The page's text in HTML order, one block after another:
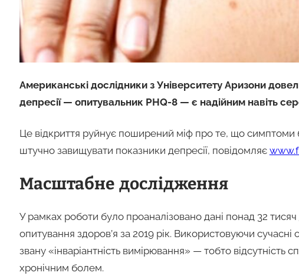
Американські дослідники з Університету Аризони
депресії — опитувальник PHQ-8 — є надійним навіть
Це відкриття руйнує поширений міф про те, що
штучно завищувати показники депресії, повідомляє
Масштабне дослідження
У рамках роботи було проаналізовано дані понад 32
опитування здоров’я за 2019 рік. Використовуючи сучасні
звану «інваріантність вимірювання» — тобто відсутність
хронічним болем.